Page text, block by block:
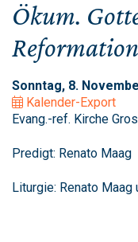
Ökum.
Sonntag, 8.
Kalender-Export
Evang.-ref. Kirche
Predigt: Renato Maag
Liturgie: Renato Maag